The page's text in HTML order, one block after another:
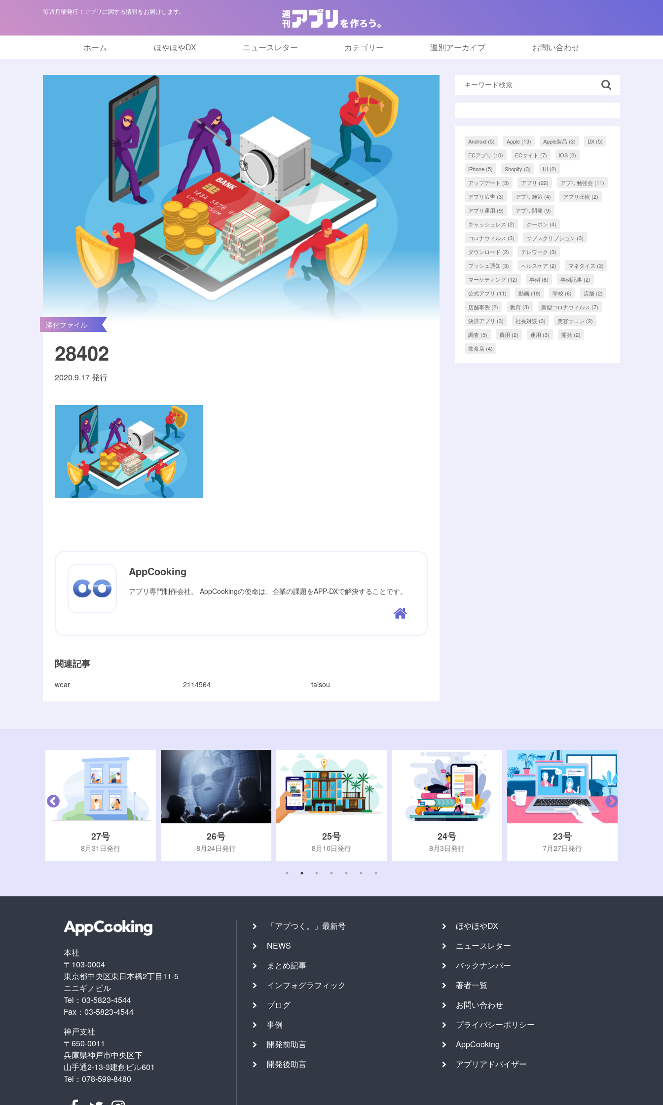
毎週月曜発行！アプリに関する情報をお届けします。
ホーム ほやほやDX ニュースレター カテゴリー 週別アーカイブ お問い合わせ
添付ファイル
28402
2020.9.17 発行
AppCooking
アプリ専門制作会社。 AppCookingの使命は、企業の課題をAPP-DXで解決することです。
関連記事
wear 2114564 taisou
Android(5) Apple(13) Apple製品(3) DX(5)
ECアプリ (10) ECサイト (7) iOS(2)
iPhone(5) Shopify (3) UI (2)
アップデート (3) アプリ (22) アプリ勉強会(11)
アプリ広告(3) アプリ施策(4) アプリ比較 (2)
アプリ運用 (9) アプリ開発(9)
キャッシュレス (2) クーポン (4)
コロナウィルス (3) サブスクリプション (3)
ダウンロード (2) テレワーク (3)
プッシュ通知 (3) ヘルスケア (2) マネタイズ(3)
マーケティング(12) 事例 (8) 事例記事(2)
公式アプリ (11) 動画(19) 学校(6) 店舗(2)
店舗事例 (2) 教育(3) 新型コロナウィルス (7)
決済アプリ (3) 社長対談 (3) 美容サロン (2)
調査 (5) 費用 (2) 運用 (3) 開発(2)
飲食店(4)
27号
8月31日発行
26号
8月24日発行
25号
8月10日発行
24号
8月3日発行
23号
7月27日発行
本社
〒103-0004
東京都中央区東日本橋2丁目11-5
ニニギノビル
Tel：03-5823-4544
Fax：03-5823-4544
神戸支社
〒650-0011
兵庫県神戸市中央区下
山手通2-13-3建創ビル601
Tel：078-599-8480
「アプつく。」最新号
NEWS
まとめ記事
インフォグラフィック
ブログ
事例
開発前助言
開発後助言
ほやほやDX
ニュースレター
バックナンバー
著者一覧
お問い合わせ
プライバシーポリシー
AppCooking
アプリアドバイザー